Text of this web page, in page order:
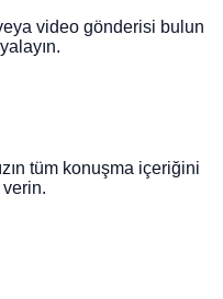
video gönderisi bulun
tüm konuşma içeriğini
verin.